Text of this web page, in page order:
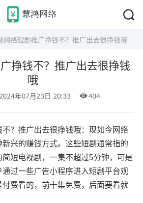
网络短剧推广挣钱不？推广出去很挣钱哦
挣钱不？推广出去很挣钱
哦
年07月23日 20:33 404
？推广出去很挣钱哦：现如今网络
兴的赚钱方式。‌这些短剧通常指的
短电视剧，一集不超过5分钟，可是
过一些广告小程序进入短剧平台观
费看的，前十集免费，后面要看就